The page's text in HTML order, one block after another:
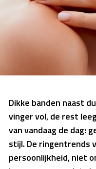
Dikke banden naast
vinger vol, de rest
van vandaag de dag:
stijl. De ringentrends
persoonlijkheid, niet